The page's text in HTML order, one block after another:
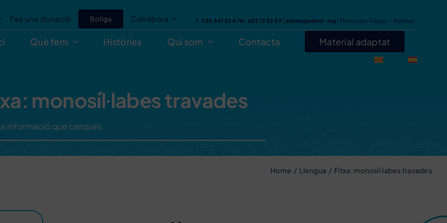
Fes una donació Botiga Col·labora T. 935 647 824|W. 683 12 82 89 |adimir@adimir.org | Montcada i Reixac – Ripollet
Què fem Històries Qui som Contacta Material adaptat
monosíl·labes travades
Home Llengua Fitxa: monosíl·labes travades